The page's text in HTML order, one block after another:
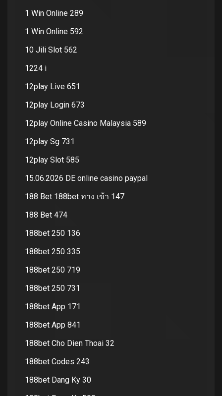
1 Win Online 289
1 Win Online 592
10 Jili Slot 562
1224 i
12play Live 651
12play Login 673
12play Online Casino Malaysia 589
12play Sg 731
12play Slot 585
15.06.2026 DE online casino paypal
188 Bet 188bet ทาง เข้า 147
188 Bet 474
188bet 250 136
188bet 250 335
188bet 250 719
188bet 250 731
188bet App 171
188bet App 841
188bet Cho Dien Thoai 32
188bet Codes 243
188bet Dang Ky 30